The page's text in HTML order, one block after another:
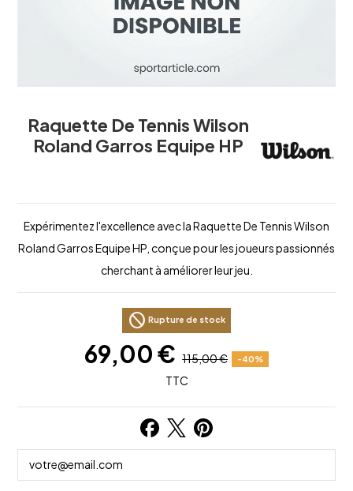
Raquette De Tennis Wilson
Roland Garros Equipe HP
Expérimentez l'excellence avec la Raquette De Tennis Wilson
Roland Garros Equipe HP, conçue pour les joueurs passionnés
cherchant à améliorer leur jeu.
block Rupture de stock
69,00 € 115,00 € -40%
TTC